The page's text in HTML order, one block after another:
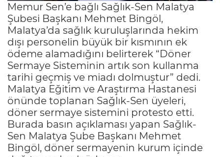
Memur Sen’e bağlı Sağlık-Sen Malatya
Şubesi Başkanı Mehmet Bingöl,
Malatya’da sağlık kuruluşlarında hekim
dışı personelin büyük bir kısmının ek
ödeme alamadığını belirterek “Döner
Sermaye Sisteminin artık son kullanma
tarihi geçmiş ve miadı dolmuştur” dedi.
Malatya Eğitim ve Araştırma Hastanesi
önünde toplanan Sağlık-Sen üyeleri,
döner sermaye sistemini protesto etti.
Burada basın açıklaması yapan Sağlık-
Sen Malatya Şube Başkanı Mehmet
Bingöl, döner sermayenin kurum içinde